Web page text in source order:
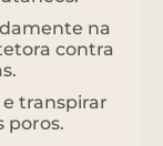
na
contra
transpirar
poros.